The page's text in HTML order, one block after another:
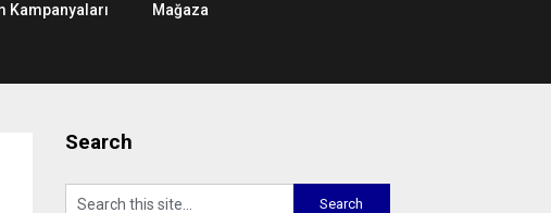
Kampanyaları Mağaza
Search